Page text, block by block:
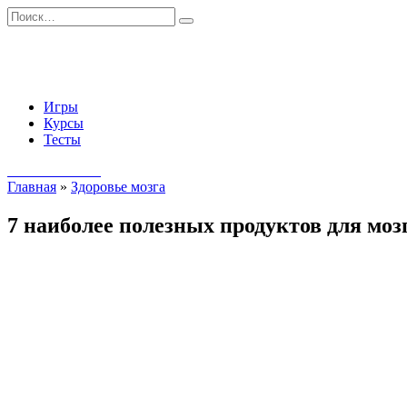
Перейти
к
Search
for:
Игры
Курсы
Тесты
Главная » Здоровье мозга
7 наиболее полезных продуктов для